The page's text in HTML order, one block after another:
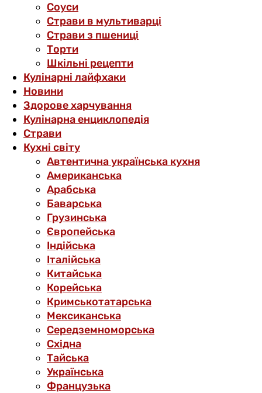
Соуси
Страви в мультиварці
Страви з пшениці
Торти
Шкільні рецепти
Кулінарні лайфхаки
Новини
Здорове харчування
Кулінарна енциклопедія
Страви
Кухні світу
Автентична українська кухня
Американська
Арабська
Баварська
Грузинська
Європейська
Індійська
Італійська
Китайська
Корейська
Кримськотатарська
Мексиканська
Середземноморська
Східна
Тайська
Українська
Французька